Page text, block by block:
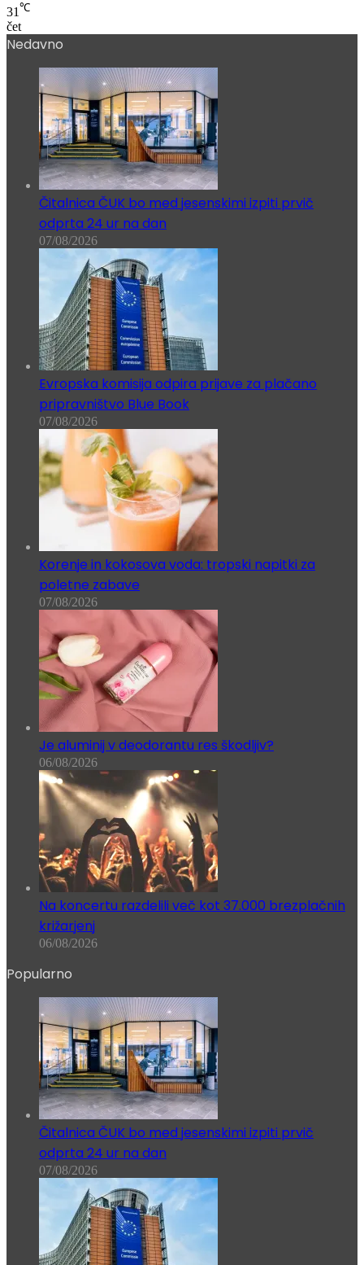
31 ℃
čet
Nedavno
Čitalnica ČUK bo med jesenskimi izpiti prvič
odprta 24 ur na dan
07/08/2026
Evropska komisija odpira prijave za plačano
pripravništvo Blue Book
07/08/2026
Korenje in kokosova voda: tropski napitki za
poletne zabave
07/08/2026
Je aluminij v deodorantu res škodljiv?
06/08/2026
Na koncertu razdelili več kot 37.000 brezplačnih
križarjenj
06/08/2026
Popularno
Čitalnica ČUK bo med jesenskimi izpiti prvič
odprta 24 ur na dan
07/08/2026